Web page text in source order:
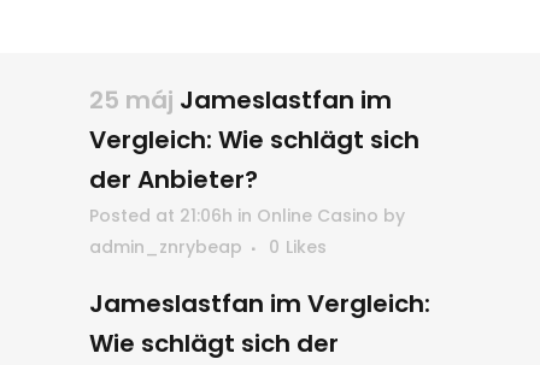
25 máj Jameslastfan im
Vergleich: Wie schlägt sich
der Anbieter?
Posted at 21:06h in Online Casino by
admin_znrybeap
0 Likes
Jameslastfan im Vergleich:
Wie schlägt sich der